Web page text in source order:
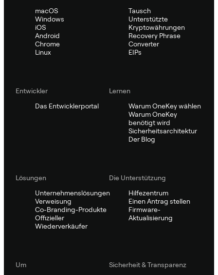
macOS
Windows
iOS
Android
Chrome
Linux
Tausch
Unterstützte
Kryptowährungen
Recovery Phrase
Converter
EIPs
Entwickler
Das Entwicklerportal
Lernen
Warum OneKey wählen
Warum OneKey
benötigt wird
Sicherheitsarchitektur
Der Blog
Lösungen
Unternehmenslösungen
Verweisung
Co-Branding-Produkte
Offizieller
Wiederverkäufer
Die Unterstützung
Hilfezentrum
Einen Antrag stellen
Firmware-
Aktualisierung
Um
Sicherheit & Transparenz